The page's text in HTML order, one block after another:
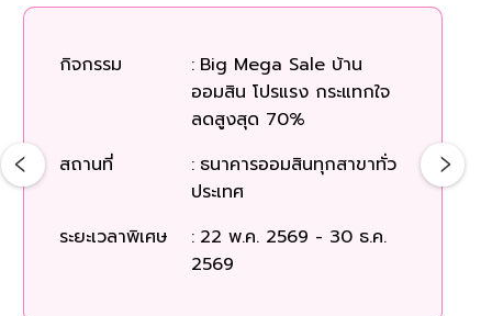
กิจกรรม : Big Mega Sale บ้าน
ออมสิน โปรแรง กระแทกใจ
ลดสูงสุด 70%
สถานที่
: ธนาคารออมสินทุกสาขาทั่ว
ประเทศ
ระยะเวลาพิเศษ
: 22 พ.ค. 2569 - 30 ธ.ค.
2569